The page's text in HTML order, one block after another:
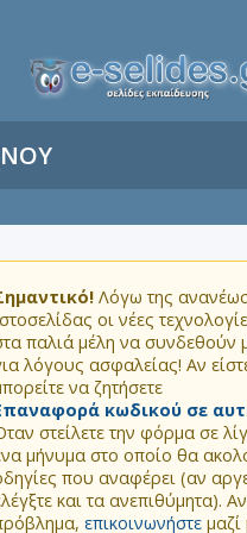
Λόγω της
οι νέες
παλιά μέλη να συνδεθούν
λόγους ασφαλείας! Αν
να ζητήσετε
κωδικού σε
στείλετε την φόρμα σε
μήνυμα στο οποίο θα
που αναφέρει (αν
και τα ανεπιθύμητα).
επικοινωνήστε μαζί